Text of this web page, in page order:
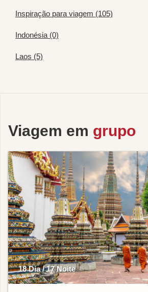
Inspiração para viagem (105)
Indonésia (0)
Laos (5)
Viagem em grupo
18 Dia / 17 Noite